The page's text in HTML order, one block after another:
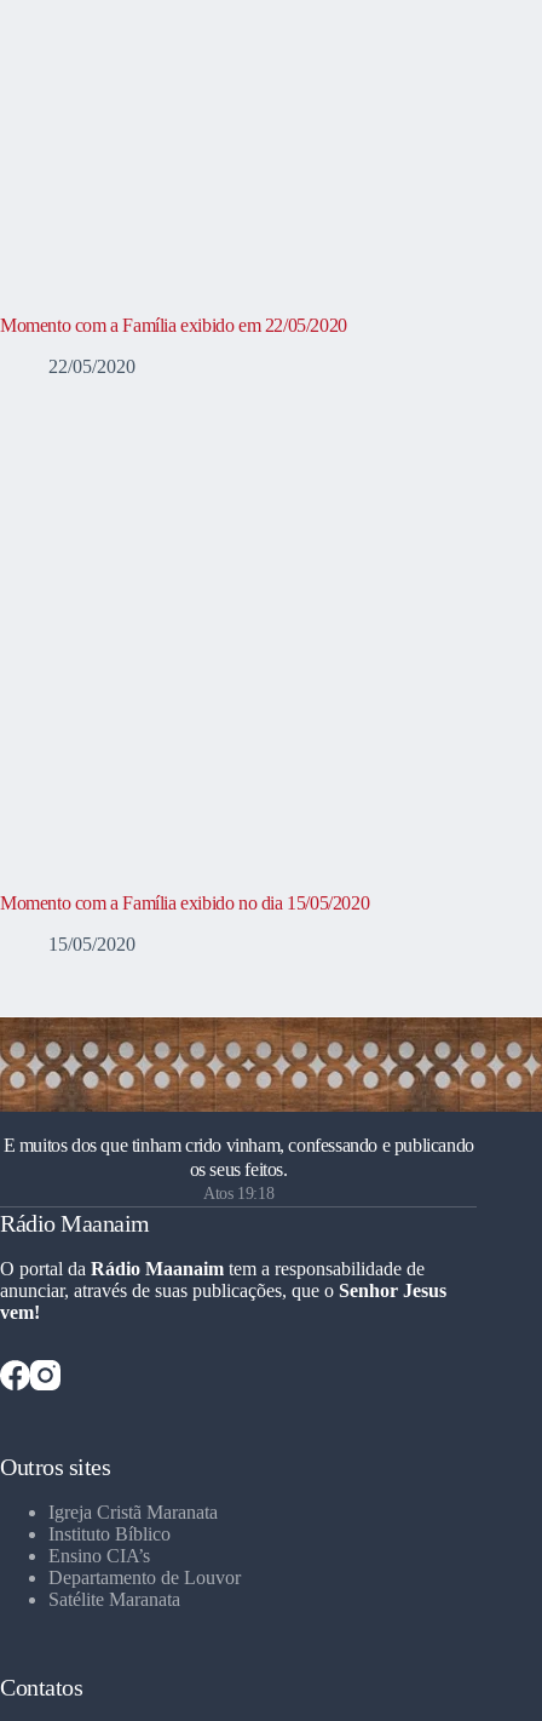
Momento com a Família exibido em 22/05/2020
22/05/2020
Momento com a Família exibido no dia 15/05/2020
15/05/2020
E muitos dos que tinham crido vinham, confessando e publicando
os seus feitos.
Atos 19:18
Rádio Maanaim
O portal da Rádio Maanaim tem a responsabilidade de
anunciar, através de suas publicações, que o Senhor Jesus
vem!
Outros sites
Igreja Cristã Maranata
Instituto Bíblico
Ensino CIA’s
Departamento de Louvor
Satélite Maranata
Contatos